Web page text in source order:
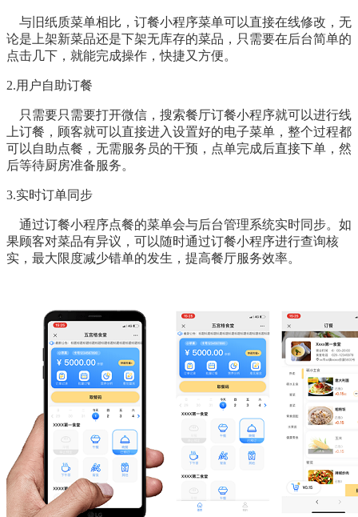
与旧纸质菜单相比，订餐小程序菜单可以直接在线修改，无
论是上架新菜品还是下架无库存的菜品，只需要在后台简单的
点击几下，就能完成操作，快捷又方便。
2.用户自助订餐
只需要只需要打开微信，搜索餐厅订餐小程序就可以进行线
上订餐，顾客就可以直接进入设置好的电子菜单，整个过程都
可以自助点餐，无需服务员的干预，点单完成后直接下单，然
后等待厨房准备服务。
3.实时订单同步
通过订餐小程序点餐的菜单会与后台管理系统实时同步。如
果顾客对菜品有异议，可以随时通过订餐小程序进行查询核
实，最大限度减少错单的发生，提高餐厅服务效率。